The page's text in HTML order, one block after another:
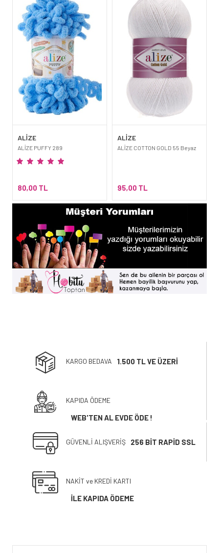
ALİZE
ALİZE PUFFY 289
80,00 TL
ALİZE
ALİZE COTTON GOLD 55 Beyaz
95,00 TL
KARGO BEDAVA 1.500 TL VE ÜZERİ
KAPIDA ÖDEME
WEB'TEN AL EVDE ÖDE !
GÜVENLİ ALIŞVERİŞ 256 BİT RAPİD SSL
NAKİT ve KREDİ KARTI
İLE KAPIDA ÖDEME